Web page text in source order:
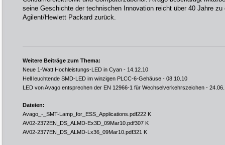
seine Geschichte der technischen Innovation reicht über 40 Jahre zu
Agilent/Hewlett Packard zurück.
Weitere Beiträge zum Thema:
Neue 1-Watt Hochleistungs-LED in Cyan - 14.12.10
Hell leuchtende SMD-LED im winzigen PLCC-6-Gehäuse - 08.10.10
LED von Avago entsprechen der EN 12966-1 für Wechselverkehrszeichen -
Dateien:
Avago_-_SMT-Lamp_for_ESS_Applications.pdf222 K
AV02-2372EN_DS_ALMD-Ex3D_09Mar10.pdf307 K
AV02-2377EN_DS_ALMD-Lx36_09Mar10.pdf321 K